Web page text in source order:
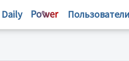
Daily Пользователи